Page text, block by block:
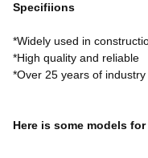
Specifiions
*Widely used in
*High quality and reliable
*Over 25 years of
Here is some models